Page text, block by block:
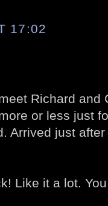
17:02
Richard and
or less just
Arrived just
Like it a lot.